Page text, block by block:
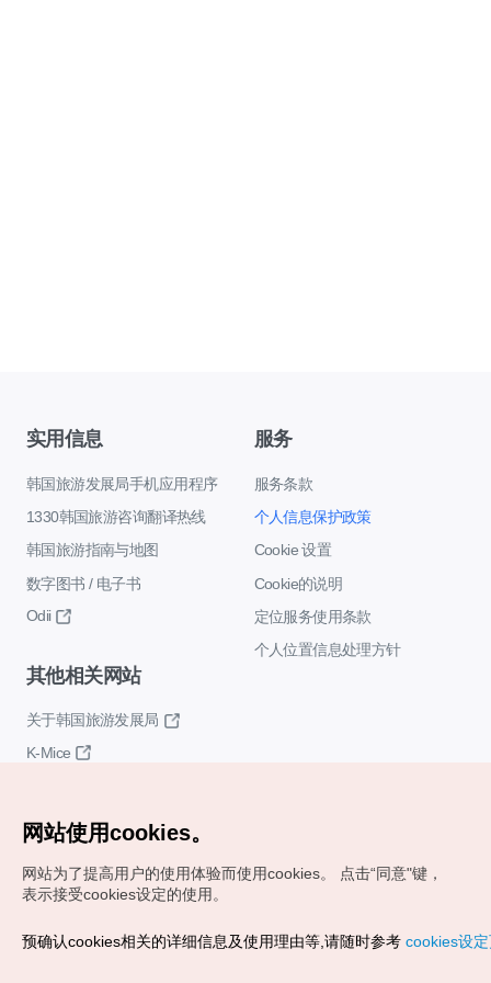
实用信息
韩国旅游发展局手机应用程序
1330韩国旅游咨询翻译热线
韩国旅游指南与地图
数字图书 / 电子书
Odii
服务
服务条款
个人信息保护政策
Cookie 设置
Cookie的说明
定位服务使用条款
个人位置信息处理方针
其他相关网站
关于韩国旅游发展局
K-Mice
Copyrights (c) 韩国旅游发展局版权所有
网站使用cookies。
网站为了提高用户的使用体验而使用cookies。
点击“同意"键，
表示接受cookies设定的使用。
预确认cookies相关的详细信息及使用理由等,请随时参考 cookies设